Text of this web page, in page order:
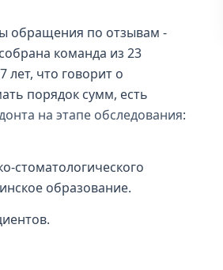
обращения по отзывам -
команда из 23
лет, что говорит о
порядок сумм, есть
на этапе обследования:
стоматологического
образование.